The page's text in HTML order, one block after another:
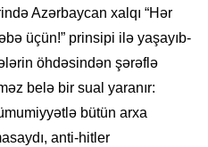
Azərbaycan xalqı “Hər
üçün!” prinsipi ilə yaşayıb-
öhdəsindən şərəflə
belə bir sual yaranır:
bütün arxa
anti-hitler